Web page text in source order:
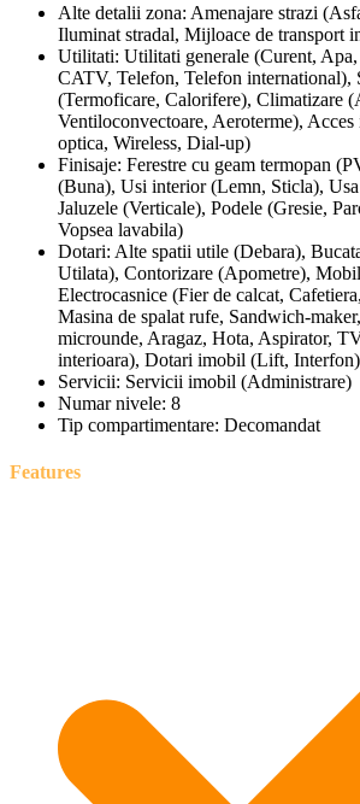
Alte detalii zona: Amenajare strazi
Iluminat stradal, Mijloace de transport
Utilitati: Utilitati generale (Curent,
CATV, Telefon, Telefon international),
(Termoficare, Calorifere), Climatizare
Ventiloconvectoare, Aeroterme),
optica, Wireless, Dial-up)
Finisaje: Ferestre cu geam termopan
(Buna), Usi interior (Lemn, Sticla),
Jaluzele (Verticale), Podele (Gresie,
Vopsea lavabila)
Dotari: Alte spatii utile (Debara),
Utilata), Contorizare (Apometre),
Electrocasnice (Fier de calcat,
Masina de spalat rufe, Sandwich-
microunde, Aragaz, Hota, Aspirator,
interioara), Dotari imobil (Lift, Interfon)
Servicii: Servicii imobil (Administrare)
Numar nivele: 8
Tip compartimentare: Decomandat
Features